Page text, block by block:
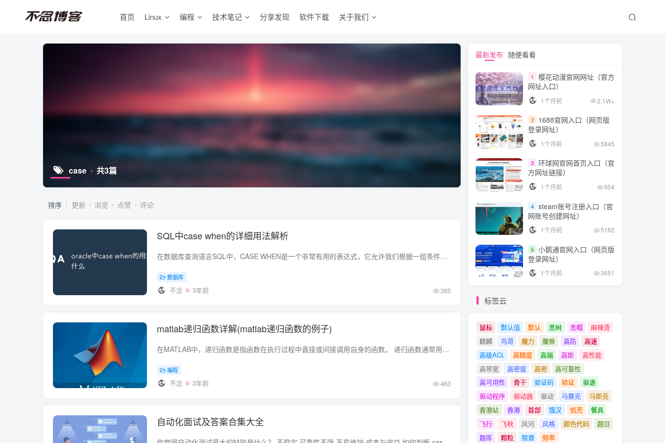
首页 Linux 编程 技术笔记 分享发现 软件下载 关于我们
case 共3篇
排序 更新 浏览 点赞 评论
SQL中case when的详细用法解析
在数据库查询语言SQL中，CASE WHEN是一个非常有用的表达式，它允许我们根据一组条件来改变查询的结果。 在这篇文章中，我们将详细介绍CASE WHEN的用法。 1. CASE WHEN是什么？ CASE WHEN是SQL中...
数据库
不念 3年前 365
matlab递归函数详解(matlab递归函数的例子)
在MATLAB中，递归函数是指函数在执行过程中直接或间接调用自身的函数。 递归函数通常用于解决可以分解为更简单子问题的问题，特别是当子问题与原始问题具有相似的结构时。 递归函数通常包含两个...
编程
不念 3年前 463
自动化面试及答案合集大全
最新发布 随便看看
1
樱花动漫官网网址（官方
网址入口）
1个月前 2.1W+
2
1688官网入口（网页版
登录网址）
1个月前 5845
3 环球网官网首页入口（官
方网址链接）
1个月前 954
4 steam账号注册入口（官
网账号创建网址）
1个月前 5182
5 小鹅通官网入口（网页版
登录网址）
1个月前 3651
标签云
鼠标 默认值 默认 黑树 黑帽
麻辣烫
麒麟
鸟哥 魔力 魔兽 高防
高速
高级ACL
高精度 高端 高斯
高性能
高带宽
高密度 高密
高可靠性
高可用性
骨干 验证码 验证
驱逐
驱动程序
驱动器 驱动 马赛克
马斯克
香港站
香港 首部 饿汉 饥荒
餐具
飞行
飞秋 风河 风格 颜色代码
题目
题库
颗粒 频谱 频率